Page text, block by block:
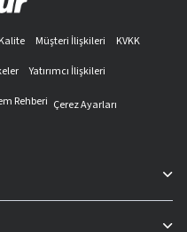
Kalite Müşteri İlişkileri
KVKK
Yatırımcı İlişkileri
Rehberi Çerez Ayarları